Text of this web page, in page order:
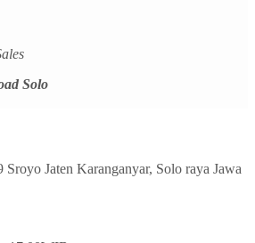
Solo
Jaten Karanganyar, Solo raya Jawa